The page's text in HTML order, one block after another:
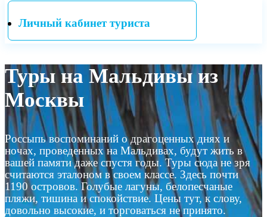
Личный кабинет туриста
Туры на Мальдивы из
Москвы
Россыпь воспоминаний о драгоценных днях и
ночах, проведенных на Мальдивах, будут жить в
вашей памяти даже спустя годы. Туры сюда не зря
считаются эталоном в своем классе. Здесь почти
1190 островов. Голубые лагуны, белопесчаные
пляжи, тишина и спокойствие. Цены тут, к слову,
довольно высокие, и торговаться не принято.